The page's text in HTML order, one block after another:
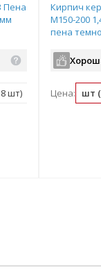
Пена
шт) поддон (352
В
всегда
Кирпич
М150-200
пена
Цена: шт